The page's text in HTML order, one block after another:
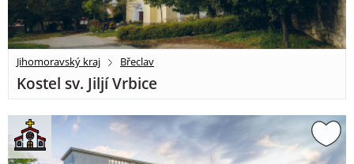
Jihomoravský kraj Břeclav
Kostel sv. Jiljí Vrbice